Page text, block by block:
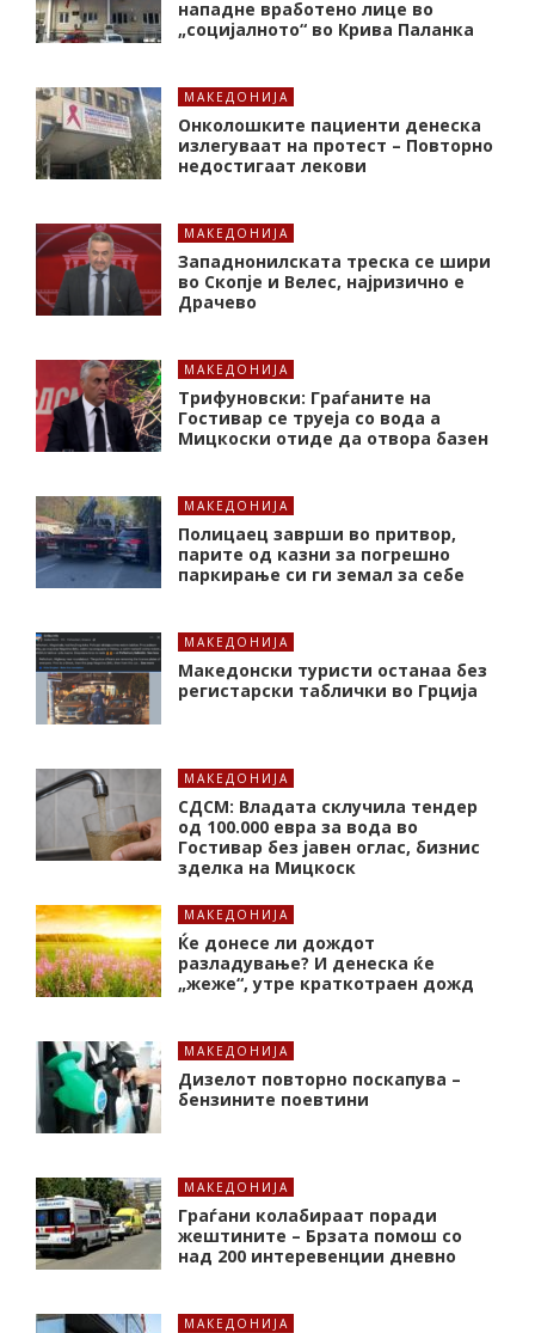
нападне вработено лице во
„социјалното“ во Крива Паланка
МАКЕДОНИЈА
Онколошките пациенти денеска
излегуваат на протест – Повторно
недостигаат лекови
МАКЕДОНИЈА
Западнонилската треска се шири
во Скопје и Велес, најризично е
Драчево
МАКЕДОНИЈА
Трифуновски: Граѓаните на
Гостивар се труеја со вода а
Мицкоски отиде да отвора базен
МАКЕДОНИЈА
Полицаец заврши во притвор,
парите од казни за погрешно
паркирање си ги земал за себе
МАКЕДОНИЈА
Македонски туристи останаа без
регистарски таблички во Грција
МАКЕДОНИЈА
СДСМ: Владата склучила тендер
од 100.000 евра за вода во
Гостивар без јавен оглас, бизнис
зделка на Мицкоск
МАКЕДОНИЈА
Ќе донесе ли дождот
разладување? И денеска ќе
„жеже“, утре краткотраен дожд
МАКЕДОНИЈА
Дизелот повторно поскапува –
бензините поевтини
МАКЕДОНИЈА
Граѓани колабираат поради
жештините – Брзата помош со
над 200 интеревенции дневно
МАКЕДОНИЈА